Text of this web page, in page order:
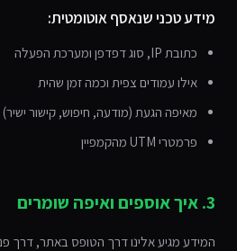
מידע טכני שנאסף אוטומטית:
כתובת IP, סוג דפדפן ומערכת הפעלה
אילו עמודים צפית וכמה זמן שהית
מאיפה הגעת (מודעה, חיפוש, קישור ישיר)
פרמטרי UTM מהקמפיין
3. איך אוספים ואיפה שומרים
המידע מגיע אלינו דרך הטופס באתר, דרך